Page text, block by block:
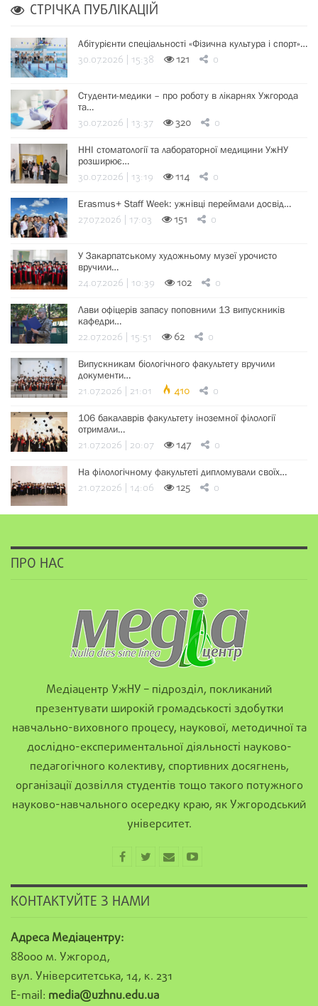
СТРІЧКА ПУБЛІКАЦІЙ
Абітурієнти спеціальності «Фізична культура і спорт»…
30.07.2026 | 15:38 121 0
Студенти-медики – про роботу в лікарнях Ужгорода
та…
30.07.2026 | 13:37 320 0
ННІ стоматології та лабораторної медицини УжНУ
розширює…
30.07.2026 | 13:19 114 0
Erasmus+ Staff Week: ужнівці переймали досвід…
27.07.2026 | 17:03 151 0
У Закарпатському художньому музеї урочисто
вручили…
24.07.2026 | 10:39 102 0
Лави офіцерів запасу поповнили 13 випускників
кафедри…
22.07.2026 | 15:51 62 0
Випускникам біологічного факультету вручили
документи…
21.07.2026 | 21:01 410 0
106 бакалаврів факультету іноземної філології
отримали…
21.07.2026 | 20:07 147 0
На філологічному факультеті дипломували своїх…
21.07.2026 | 14:06 125 0
ПРО НАС
Медіацентр УжНУ – підрозділ, покликаний
презентувати широкій громадськості здобутки
навчально-виховного процесу, наукової, методичної та
дослідно-експериментальної діяльності науково-
педагогічного колективу, спортивних досягнень,
організації дозвілля студентів тощо такого потужного
науково-навчального осередку краю, як Ужгородський
університет.
КОНТАКТУЙТЕ З НАМИ
Адреса Медіацентру:
88000 м. Ужгород,
вул. Університетська, 14, к. 231
E-mail: media@uzhnu.edu.ua